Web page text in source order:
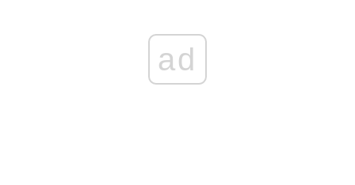
ad